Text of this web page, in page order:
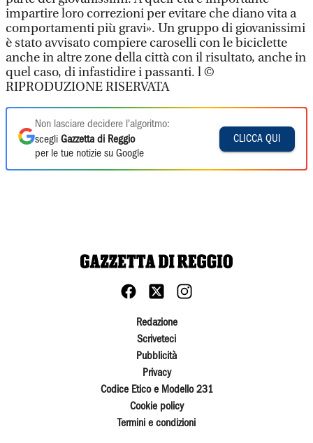
impartire loro correzioni per evitare che diano vita a
comportamenti più gravi». Un gruppo di giovanissimi
è stato avvisato compiere caroselli con le biciclette
anche in altre zone della città con il risultato, anche in
quel caso, di infastidire i passanti. l ©
RIPRODUZIONE RISERVATA
Non lasciare decidere l'algoritmo:
scegli Gazzetta di Reggio
per le tue notizie su Google
CLICCA QUI
Redazione
Scriveteci
Pubblicità
Privacy
Codice Etico e Modello 231
Cookie policy
Termini e condizioni